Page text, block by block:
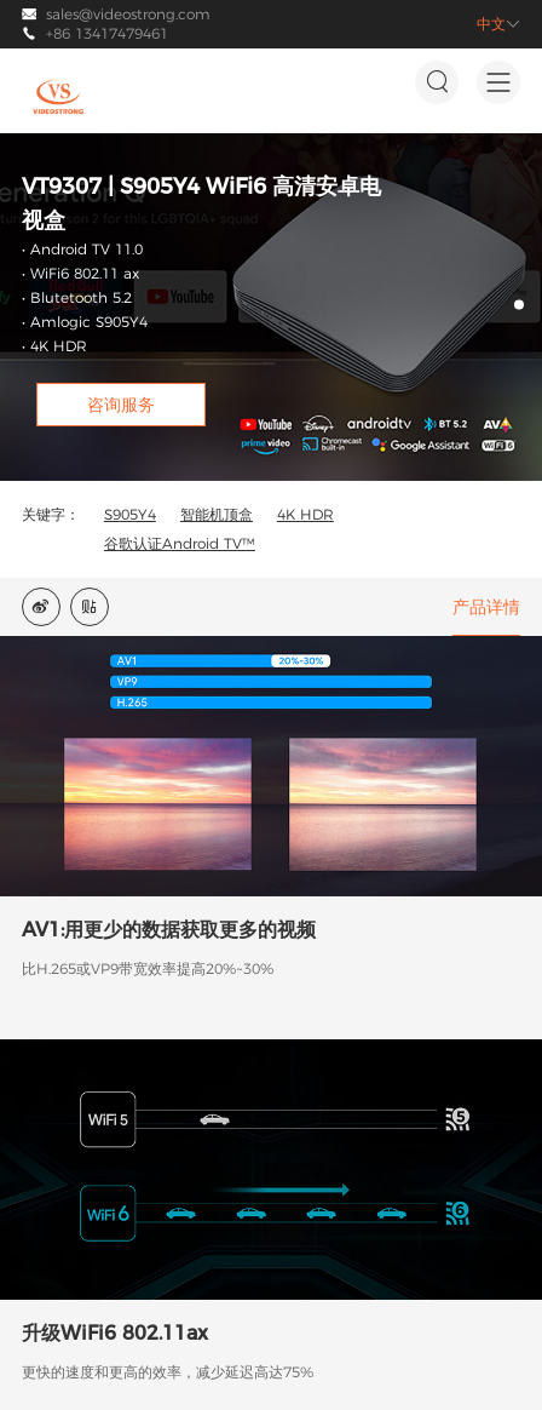
中文
 sales@videostrong.com
 +86 13417479461

VT9307 | S905Y4 WiFi6 高清安卓电
视盒
• Android TV 11.0
• WiFi6 802.11 ax
• Blutetooth 5.2
• Amlogic S905Y4
• 4K HDR
咨询服务
关键字： S905Y4 智能机顶盒
4K HDR
谷歌认证Android TV™
  产品详情
AV1:用更少的数据获取更多的视频
比H.265或VP9带宽效率提高20%~30%
升级WiFi6 802.11ax
更快的速度和更高的效率，减少延迟高达75%